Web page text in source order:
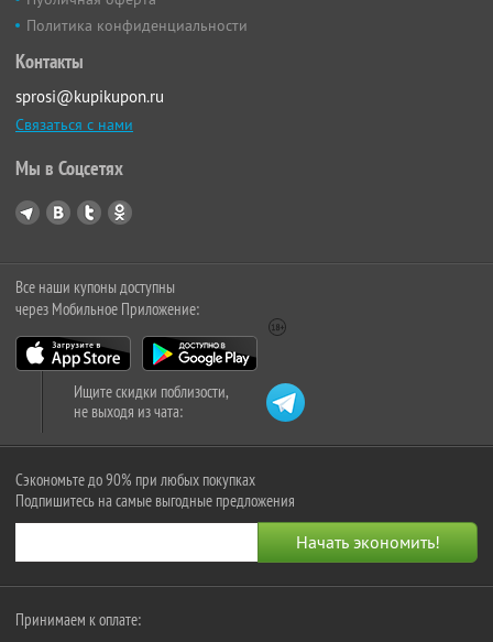
Политика конфиденциальности
Контакты
sprosi@kupikupon.ru
Связаться с нами
Мы в Соцсетях
Все наши купоны доступны
через Мобильное Приложение:
Ищите скидки поблизости,
не выходя из чата:
Сэкономьте до 90% при любых покупках
Подпишитесь на самые выгодные предложения
Принимаем к оплате: